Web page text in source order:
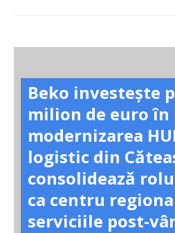
Beko investește
milion de euro în
modernizarea
logistic din
consolidează
ca centru
serviciile post-